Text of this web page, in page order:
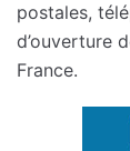
postales,
d’ouverture
France.